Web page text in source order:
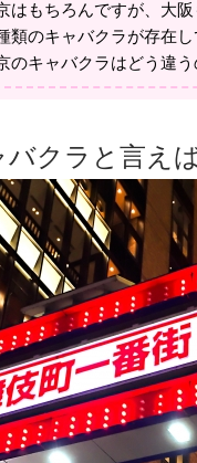
もちろんですが、大阪
のキャバクラが存在し
キャバクラはどう違
クラと言え